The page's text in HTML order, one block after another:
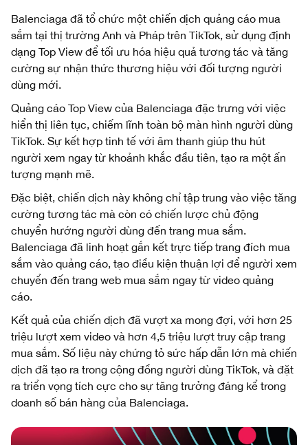
Balenciaga đã tổ chức một chiến dịch quảng cáo mua
sắm tại thị trường Anh và Pháp trên TikTok, sử dụng định
dạng Top View để tối ưu hóa hiệu quả tương tác và tăng
cường sự nhận thức thương hiệu với đối tượng người
dùng mới.
Quảng cáo Top View của Balenciaga đặc trưng với việc
hiển thị liên tục, chiếm lĩnh toàn bộ màn hình người dùng
TikTok. Sự kết hợp tinh tế với âm thanh giúp thu hút
người xem ngay từ khoảnh khắc đầu tiên, tạo ra một ấn
tượng mạnh mẽ.
Đặc biệt, chiến dịch này không chỉ tập trung vào việc tăng
cường tương tác mà còn có chiến lược chủ động
chuyển hướng người dùng đến trang mua sắm.
Balenciaga đã linh hoạt gắn kết trực tiếp trang đích mua
sắm vào quảng cáo, tạo điều kiện thuận lợi để người xem
chuyển đến trang web mua sắm ngay từ video quảng
cáo.
Kết quả của chiến dịch đã vượt xa mong đợi, với hơn 25
triệu lượt xem video và hơn 4,5 triệu lượt truy cập trang
mua sắm. Số liệu này chứng tỏ sức hấp dẫn lớn mà chiến
dịch đã tạo ra trong cộng đồng người dùng TikTok, và đặt
ra triển vọng tích cực cho sự tăng trưởng đáng kể trong
doanh số bán hàng của Balenciaga.